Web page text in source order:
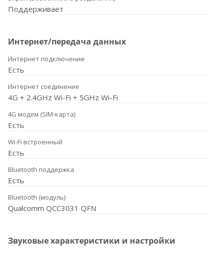
Поддерживает
Интернет/передача данных
Интернет подключение
Есть
Интернет соединение
4G + 2.4GHz Wi-Fi + 5GHz Wi-Fi
4G модем (SIM-карта)
Есть
Wi-Fi встроенный
Есть
Bluetooth поддержка
Есть
Bluetooth (модуль)
Qualcomm QCC3031 QFN
Звуковые характеристики и настройки